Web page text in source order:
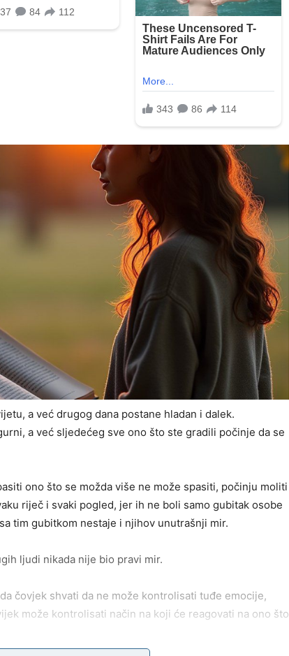
a već drugog dana postane hladan i dalek.
a već sljedećeg sve ono što ste gradili počinje da se
ono što se možda više ne može spasiti, počinju moliti
riječ i svaki pogled, jer ih ne boli samo gubitak osobe
tim gubitkom nestaje i njihov unutrašnji mir.
ljudi nikada nije bio pravi mir.
čovjek shvati da ne može kontrolisati tuđe emocije,
može kontrolisati način na koji će reagovati na ono što